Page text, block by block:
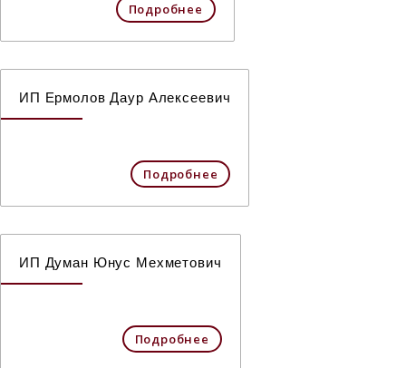
Подробнее
ИП Ермолов Даур Алексеевич
Подробнее
ИП Думан Юнус Мехметович
Подробнее